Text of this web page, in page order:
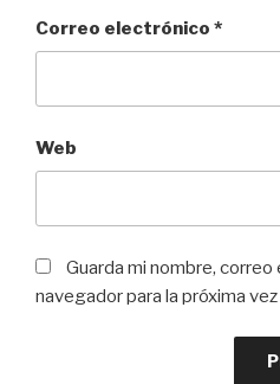
Correo electrónico *
Web
Guarda mi nombre,
navegador para la próxima